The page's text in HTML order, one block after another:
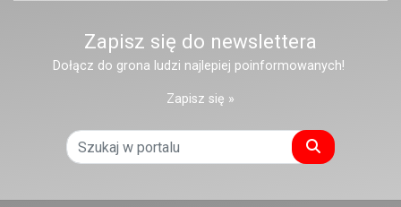
Zapisz się do newslettera
Dołącz do grona ludzi najlepiej poinformowanych!
Zapisz się »
Szukaj